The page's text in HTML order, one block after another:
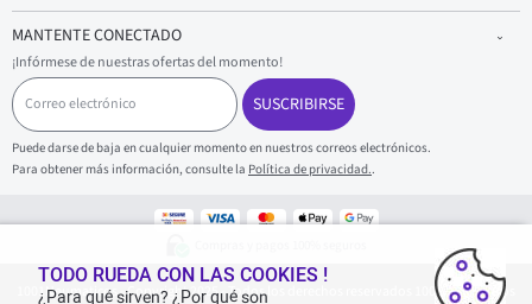
MANTENTE CONECTADO
¡Infórmese de nuestras ofertas del momento!
C
o
r
r
e
o
l
SUSCRIBIRSE
Puede darse de baja en cualquier momento en nuestros correos electrónicos.
Para obtener más información, consulte la Política de privacidad..
1001Neumaticos - Copyright 2025 - Todos los derechos reservados 1001Neumaticos
TODO RUEDA CON LAS COOKIES !
¿Para qué sirven? ¿Por qué son